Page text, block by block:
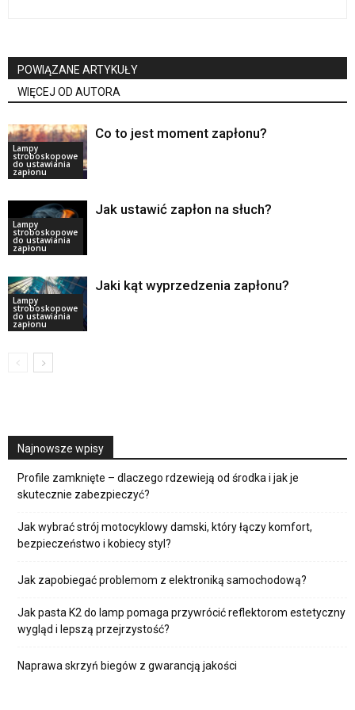
POWIĄZANE ARTYKUŁY
WIĘCEJ OD AUTORA
Lampy
stroboskopowe
do ustawiania
zapłonu
Co to jest moment zapłonu?
Lampy
stroboskopowe
do ustawiania
zapłonu
Jak ustawić zapłon na słuch?
Lampy
stroboskopowe
do ustawiania
zapłonu
Jaki kąt wyprzedzenia zapłonu?
Najnowsze wpisy
Profile zamknięte – dlaczego rdzewieją od środka i jak je
skutecznie zabezpieczyć?
Jak wybrać strój motocyklowy damski, który łączy komfort,
bezpieczeństwo i kobiecy styl?
Jak zapobiegać problemom z elektroniką samochodową?
Jak pasta K2 do lamp pomaga przywrócić reflektorom estetyczny
wygląd i lepszą przejrzystość?
Naprawa skrzyń biegów z gwarancją jakości